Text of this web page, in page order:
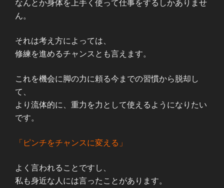
なんとか身体を上手く使って仕事をするしかありませ
ん。
それは考え方によっては、
修練を進めるチャンスとも言えます。
これを機会に脚の力に頼る今までの習慣から脱却し
て、
より流体的に、重力を力として使えるようになりたい
です。
「ピンチをチャンスに変える」
よく言われることですし、
私も身近な人には言ったことがあります。